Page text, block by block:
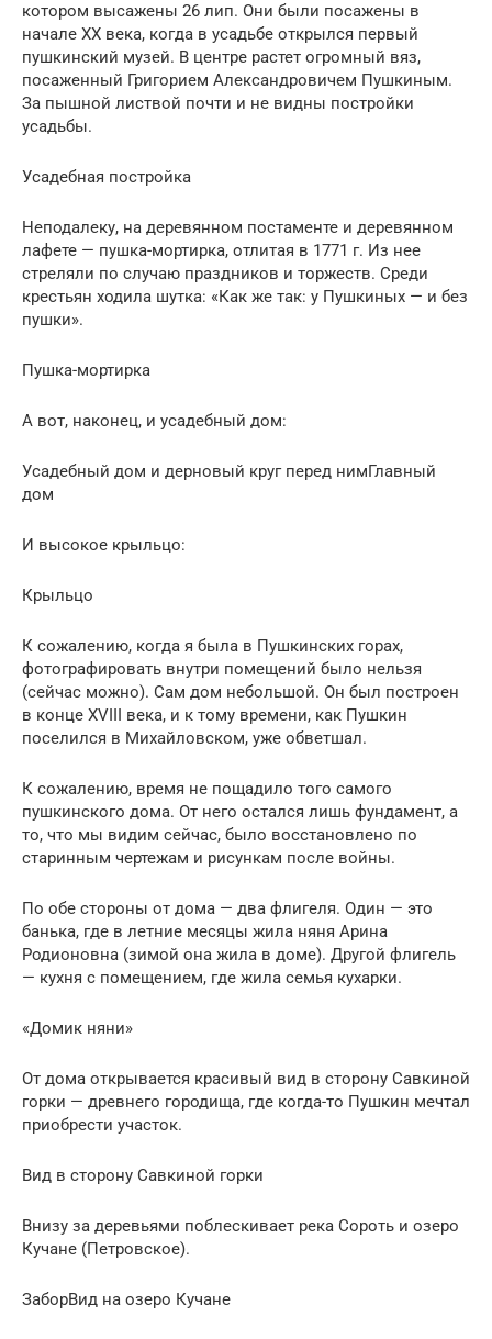
котором высажены 26 лип. Они были посажены в
начале ХХ века, когда в усадьбе открылся первый
пушкинский музей. В центре растет огромный вяз,
посаженный Григорием Александровичем Пушкиным.
За пышной листвой почти и не видны постройки
усадьбы.
Усадебная постройка
Неподалеку, на деревянном постаменте и деревянном
лафете — пушка-мортирка, отлитая в 1771 г. Из нее
стреляли по случаю праздников и торжеств. Среди
крестьян ходила шутка: «Как же так: у Пушкиных — и без
пушки».
Пушка-мортирка
А вот, наконец, и усадебный дом:
Усадебный дом и дерновый круг перед нимГлавный
дом
И высокое крыльцо:
Крыльцо
К сожалению, когда я была в Пушкинских горах,
фотографировать внутри помещений было нельзя
(сейчас можно). Сам дом небольшой. Он был построен
в конце XVIII века, и к тому времени, как Пушкин
поселился в Михайловском, уже обветшал.
К сожалению, время не пощадило того самого
пушкинского дома. От него остался лишь фундамент, а
то, что мы видим сейчас, было восстановлено по
старинным чертежам и рисункам после войны.
По обе стороны от дома — два флигеля. Один — это
банька, где в летние месяцы жила няня Арина
Родионовна (зимой она жила в доме). Другой флигель
— кухня с помещением, где жила семья кухарки.
«Домик няни»
От дома открывается красивый вид в сторону Савкиной
горки — древнего городища, где когда-то Пушкин мечтал
приобрести участок.
Вид в сторону Савкиной горки
Внизу за деревьями поблескивает река Сороть и озеро
Кучане (Петровское).
ЗаборВид на озеро Кучане